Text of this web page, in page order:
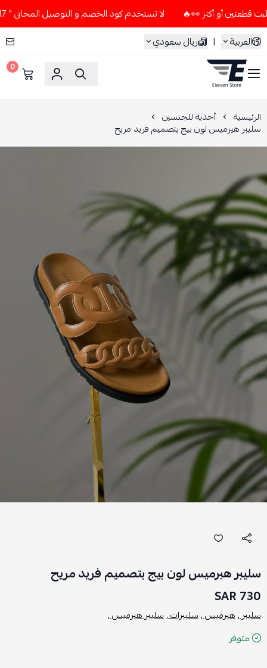
لا تستخدم كود الخصم و التوصيل المجاني " N7 " إلا إذا طلبت قطعتين أو أكثر 👀🔥
العربية
| ريال سعودي
ESEVEN STORE
0
الرئيسية أحذية للجنسين
سليبر هيرميس لون بيج بتصميم فريد مريح
سليبر هيرميس لون بيج بتصميم فريد مريح
730 SAR
سليبر ,هيرميس ,سليبرات ,سليبر هيرميس ,
متوفر